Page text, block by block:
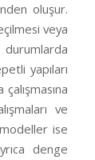
oluşur.
veya
durumlarda
yapıları
ve
ise
denge